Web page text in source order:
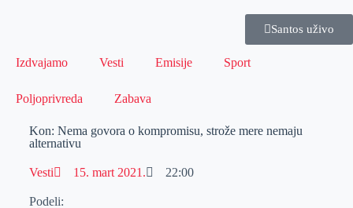
Santos uživo
Izdvajamo Vesti Emisije Sport
Poljoprivreda Zabava
Kon: Nema govora o kompromisu, strože mere nemaju
alternativu
Vesti 15. mart 2021. 22:00
Podeli: